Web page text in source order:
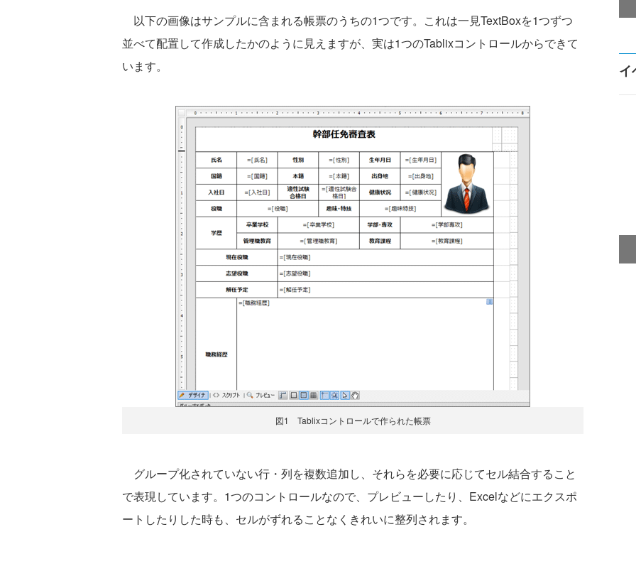
以下の画像はサンプルに含まれる帳票のうちの1つです。これは一見TextBoxを1つずつ
並べて配置して作成したかのように見えますが、実は1つのTablixコントロールからできて
います。
図1 Tablixコントロールで作られた帳票
グループ化されていない行・列を複数追加し、それらを必要に応じてセル結合すること
で表現しています。1つのコントロールなので、プレビューしたり、Excelなどにエクスポ
ートしたりした時も、セルがずれることなくきれいに整列されます。
イ